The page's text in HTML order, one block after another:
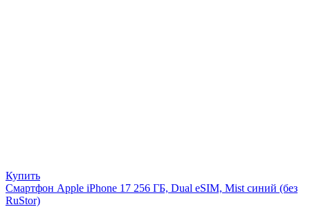
Купить
Смартфон Apple iPhone 17 256 ГБ, Dual eSIM, Mist синий (без
RuStor)